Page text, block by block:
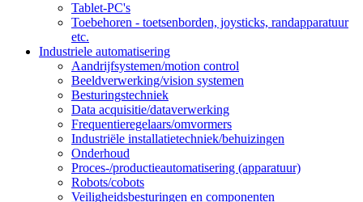
Tablet-PC's
Toebehoren - toetsenborden, joysticks, randapparatuur
etc.
Industriele automatisering
Aandrijfsystemen/motion control
Beeldverwerking/vision systemen
Besturingstechniek
Data acquisitie/dataverwerking
Frequentieregelaars/omvormers
Industriële installatietechniek/behuizingen
Onderhoud
Proces-/productieautomatisering (apparatuur)
Robots/cobots
Veiligheidsbesturingen en componenten